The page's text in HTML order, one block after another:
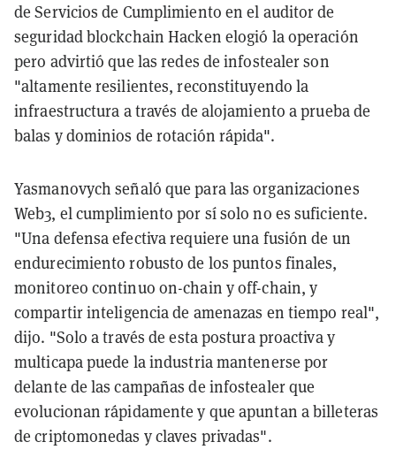
de Servicios de Cumplimiento en el auditor de
seguridad blockchain Hacken elogió la operación
pero advirtió que las redes de infostealer son
"altamente resilientes, reconstituyendo la
infraestructura a través de alojamiento a prueba de
balas y dominios de rotación rápida".
Yasmanovych señaló que para las organizaciones
Web3, el cumplimiento por sí solo no es suficiente.
"Una defensa efectiva requiere una fusión de un
endurecimiento robusto de los puntos finales,
monitoreo continuo on-chain y off-chain, y
compartir inteligencia de amenazas en tiempo real",
dijo. "Solo a través de esta postura proactiva y
multicapa puede la industria mantenerse por
delante de las campañas de infostealer que
evolucionan rápidamente y que apuntan a billeteras
de criptomonedas y claves privadas".